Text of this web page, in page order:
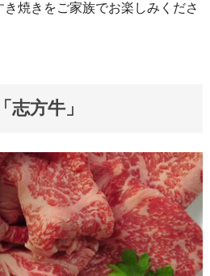
焼きをご家族でお楽しみくださ
方牛」